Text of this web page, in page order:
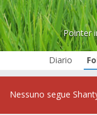
Pointer
Diario
Nessuno segue